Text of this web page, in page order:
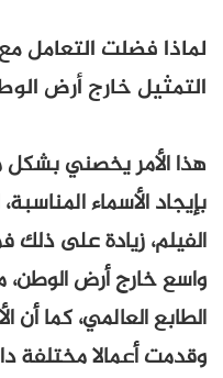
لماذا فضلت التعامل
التمثيل خارج أرض
هذا الأمر يخصني بشكل
بإيجاد الأسماء
الفيلم، زيادة على
واسع خارج أرض
الطابع العالمي، كما
وقدمت أعمالا مختلفة